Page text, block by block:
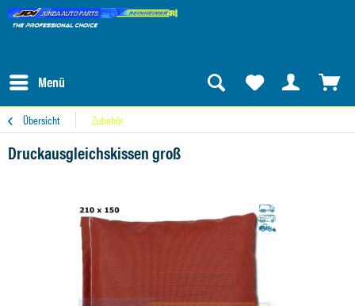
Menü
Übersicht Zubehör
Druckausgleichskissen groß